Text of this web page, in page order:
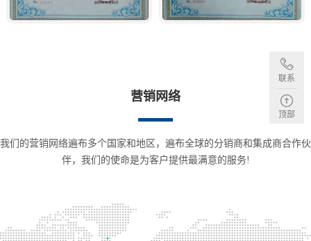
营销网络
我们的营销网络遍布多个国家和地区，遍布全球的分销商和集成商合作伙
伴，我们的使命是为客户提供最满意的服务!
联系
顶部